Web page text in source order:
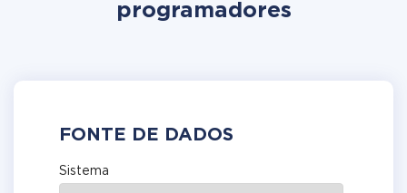
programadores
FONTE DE DADOS
Sistema